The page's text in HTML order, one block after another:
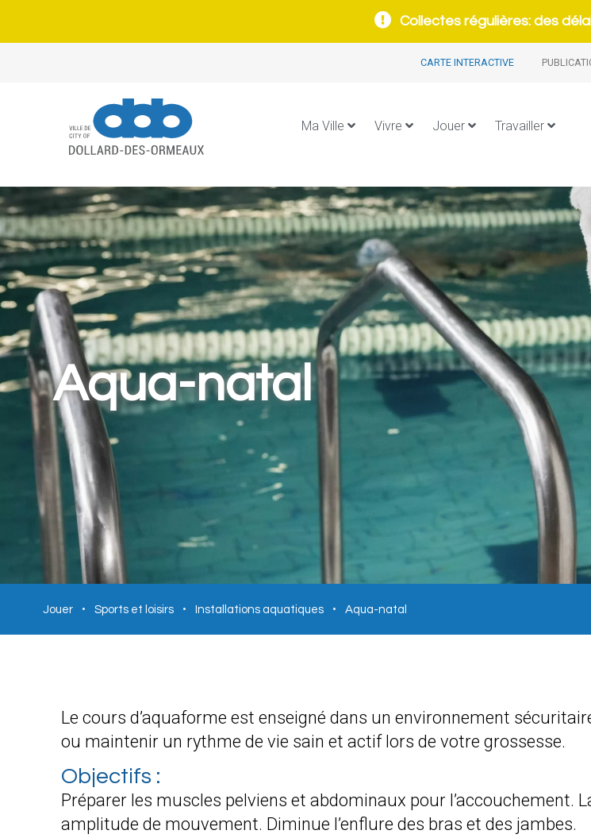
Collectes régulières: des
CARTE INTERACTIVE
Ma Ville Vivre Jouer Travailler
Aqua-natal
Jouer Sports et loisirs Installations aquatiques Aqua-natal
Le cours d’aquaforme est enseigné dans un environnement
ou maintenir un rythme de vie sain et actif lors de votre grossesse.
Objectifs :
Préparer les muscles pelviens et abdominaux pour
amplitude de mouvement. Diminue l’enflure des bras et des jambes.